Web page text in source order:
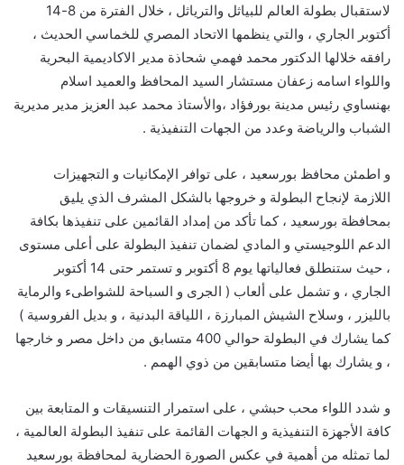
لاستقبال بطولة العالم للبياثل والترياثل ، خلال الفترة من 8-14
أكتوبر الجاري ، والتي ينظمها الاتحاد المصري للخماسي الحديث ،
رافقه خلالها الدكتور محمد فهمي شحاذة مدير الاكاديمية البحرية
واللواء اسامه زعفان مستشار السيد المحافظ والعميد اسلام
بهنساوي رئيس مدينة بورفؤاد ،والأستاذ محمد عبد العزيز مدير مديرية
الشباب والرياضة وعدد من الجهات التنفيذية .
و اطمئن محافظ بورسعيد ، على توافر الإمكانيات و التجهيزات
اللازمة لإنجاح البطولة و خروجها بالشكل المشرف الذي يليق
بمحافظة بورسعيد ، كما تأكد من إمداد القائمين على تنفيذها بكافة
الدعم اللوجيستي و المادي لضمان تنفيذ البطولة على أعلى مستوى
، حيث ستنطلق فعالياتها يوم 8 أكتوبر و تستمر حتى 14 أكتوبر
الجاري ، و تشمل على ألعاب ( الجرى و السباحة للشواطىء والرماية
بالليزر ، وسلاح الشيش المبارزة ، اللياقة البدنية ، و بديل الفروسية )
كما يشارك في البطولة حوالي 400 متسابق من داخل مصر و خارجها
، و يشارك بها أيضا متسابقين من ذوي الهمم .
و شدد اللواء محب حبشي ، على استمرار التنسيقات و المتابعة بين
كافة الأجهزة التنفيذية و الجهات القائمة على تنفيذ البطولة العالمية ،
لما تمثله من أهمية في عكس الصورة الحضارية لمحافظة بورسعيد